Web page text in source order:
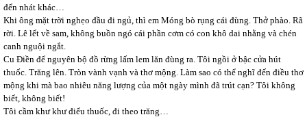
đến nhát khác…
Khi ông mặt trời nghẹo đầu đi ngủ, thì em Móng bò rụng cái đùng. Thở phào. Rã
rời. Lê lết về sam, không buồn ngó cái phần cơm có con khô dai nhằng và chén
canh nguội ngắt.
Cu Điền để nguyên bộ đồ rừng lấm lem lăn đùng ra. Tôi ngồi ở bậc cửa hút
thuốc. Trăng lên. Tròn vành vạnh và thơ mộng. Làm sao có thể nghĩ đến điều thơ
mộng khi mà bao nhiêu năng lượng của một ngày mình đã trút cạn? Tôi không
biết, không biết!
Tôi cầm khư khư điếu thuốc, đi theo trăng…